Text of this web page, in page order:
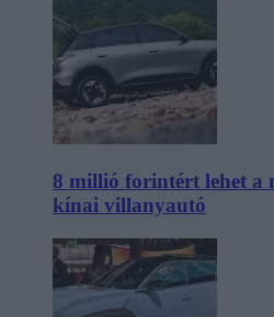
8 millió forintért lehet a
kínai villanyautó